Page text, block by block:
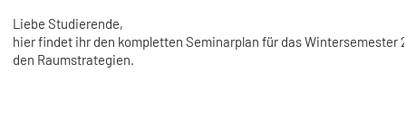
Liebe Studierende,
hier findet ihr den kompletten Seminarplan für das Wintersemester
den Raumstrategien.